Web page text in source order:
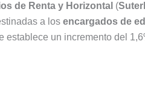
de Renta y Horizontal (
a los encargados de
un incremento del